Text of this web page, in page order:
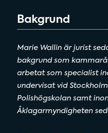
Bakgrund
Marie Wallin är jurist
bakgrund som
arbetat som specialist
undervisat vid
Polishögskolan samt
Åklagarmyndigheten